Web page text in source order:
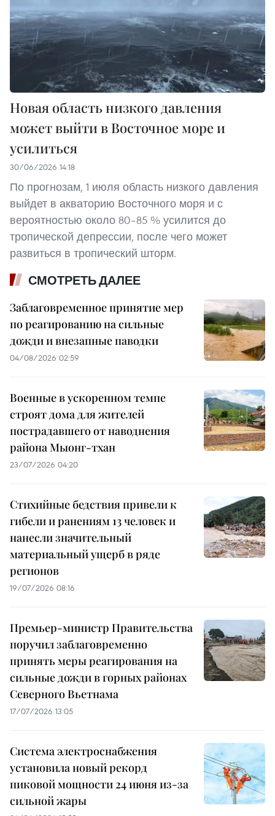
Новая область низкого давления
может выйти в Восточное море и
усилиться
30/06/2026 14:18
По прогнозам, 1 июля область низкого давления
выйдет в акваторию Восточного моря и с
вероятностью около 80–85 % усилится до
тропической депрессии, после чего может
развиться в тропический шторм.
СМОТРЕТЬ ДАЛЕЕ
Заблаговременное принятие мер
по реагированию на сильные
дожди и внезапные паводки
04/08/2026 02:59
Военные в ускоренном темпе
строят дома для жителей
пострадавшего от наводнения
района Мыонг-тхан
23/07/2026 04:20
Стихийные бедствия привели к
гибели и ранениям 13 человек и
нанесли значительный
материальный ущерб в ряде
регионов
19/07/2026 08:16
Премьер-министр Правительства
поручил заблаговременно
принять меры реагирования на
сильные дожди в горных районах
Северного Вьетнама
17/07/2026 13:05
Система электроснабжения
установила новый рекорд
пиковой мощности 24 июня из-за
сильной жары